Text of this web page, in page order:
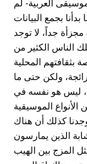
بجمع البيانات
جداً، لا توجد
الناس الكثير من
بثقافتهم المحلية
ولكن حتى ما
ليس هو نفسه في
الأنواع الموسيقية
كذلك أن هناك
الذين يمارسون
المزج بين الهيب